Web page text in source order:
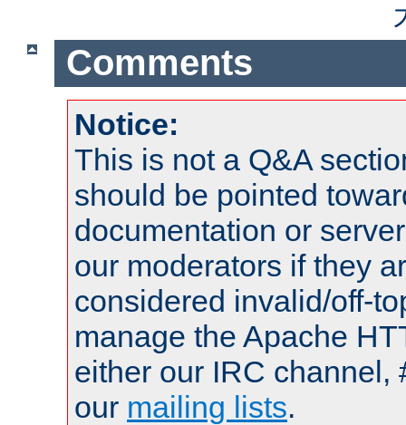
Comments
Notice:
This is not a Q&A
should be pointed
documentation or
our moderators if they
considered invalid/off-
manage the Apache
either our IRC channel,
our mailing lists.